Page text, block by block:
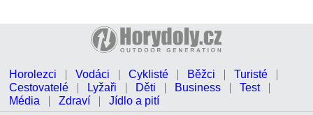
Horolezci Vodáci Cyklisté Běžci
Turisté
Cestovatelé
Lyžaři Děti Business
Test
Média
Zdraví Jídlo a pití